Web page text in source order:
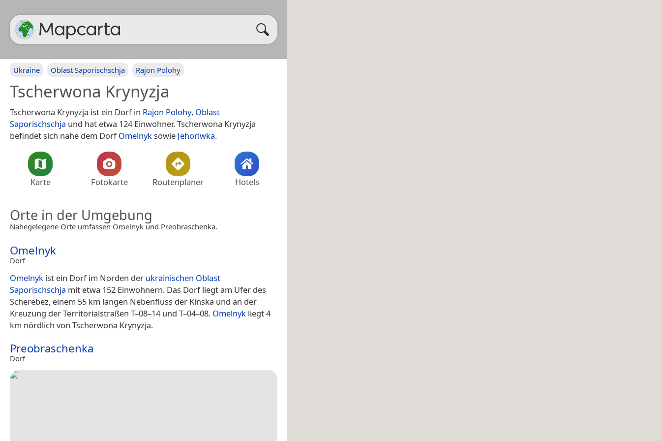
Ukraine Oblast Saporischschja Rajon Polohy
Tscherwona Krynyzja
Tscherwona Krynyzja ist ein Dorf in Rajon Polohy, Oblast
Saporischschja und hat etwa 124 Einwohner. Tscherwona Krynyzja
befindet sich nahe dem DorfOmelnyksowie Jehoriwka.
Karte Fotokarte Routenplaner Hotels
Orte in der Umgebung
Nahegelegene Orte umfassen Omelnyk und Preobraschenka.
Omelnyk
Dorf
Omelnyk ist ein Dorf im Norden der ukrainischen Oblast
Saporischschja mit etwa 152 Einwohnern. Das Dorf liegt am Ufer des
Scherebez, einem 55 km langen Nebenfluss der Kinska und an der
Kreuzung der Territorialstraßen T–08–14 und T–04–08. Omelnyk liegt 4
km nördlich von Tscherwona Krynyzja.
Preobraschenka
Dorf